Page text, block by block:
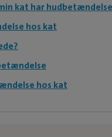
kat har
hos kat
hos kat